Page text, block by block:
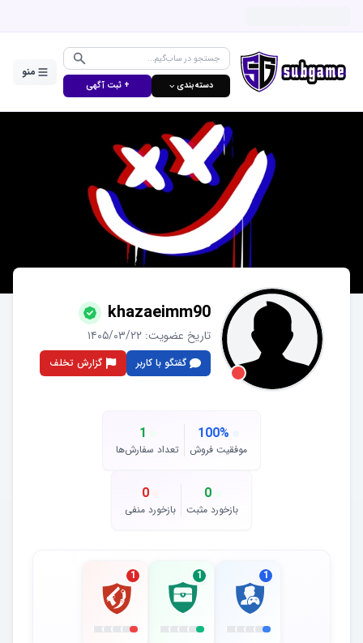
دسته‌بندی ⌵ + ثبت آگهی
منو
khazaeimm90
تاریخ عضویت:۱۴۰۵/۰۳/۲۲
گفتگو با کاربر گزارش تخلف
100%
موفقیت فروش
1
تعداد سفارش‌ها
0
بازخورد مثبت
0
بازخورد منفی
1
1
1